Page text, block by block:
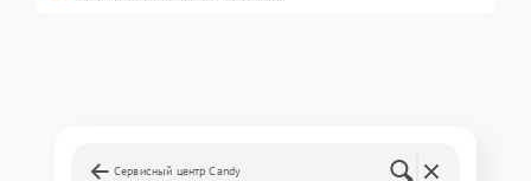
Сервисный центр Candy